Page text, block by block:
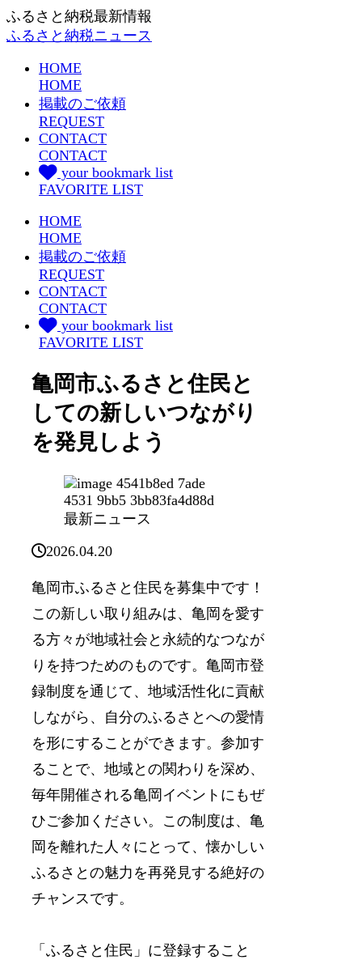
ふるさと納税最新情報
ふるさと納税ニュース
HOME
HOME
掲載のご依頼
REQUEST
CONTACT
CONTACT
your bookmark list
FAVORITE LIST
HOME
HOME
掲載のご依頼
REQUEST
CONTACT
CONTACT
your bookmark list
FAVORITE LIST
亀岡市ふるさと住民と
しての新しいつながり
を発見しよう
最新ニュース
2026.04.20
亀岡市ふるさと住民を募集中です！
この新しい取り組みは、亀岡を愛す
る方々が地域社会と永続的なつなが
りを持つためのものです。亀岡市登
録制度を通じて、地域活性化に貢献
しながら、自分のふるさとへの愛情
を形にすることができます。参加す
ることで、地域との関わりを深め、
毎年開催される亀岡イベントにもぜ
ひご参加ください。この制度は、亀
岡を離れた人々にとって、懐かしい
ふるさとの魅力を再発見する絶好の
チャンスです。
「ふるさと住民」に登録すること